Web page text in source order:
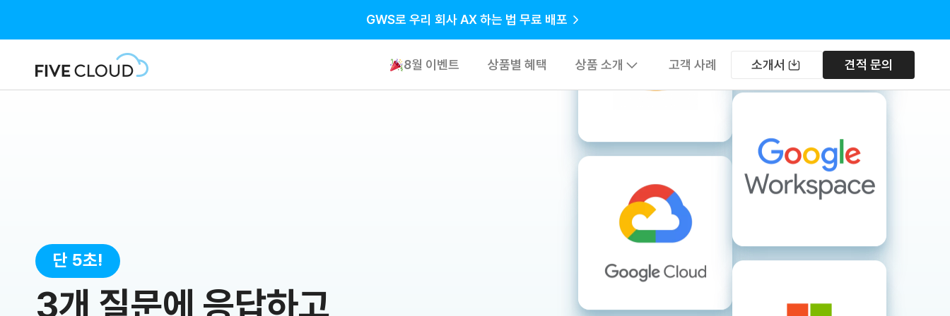
GWS로 우리 회사 AX 하는 법 무료 배포
8월 이벤트 상품별 혜택 상품 소개
퍼블릭 클라우드
네트워크/서버
고객 사례 소개서 견적 문의
3개 질문에 응답하고